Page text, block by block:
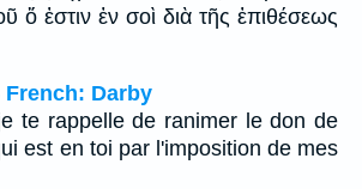
ὅ ἐστιν ἐν σοὶ διὰ τῆς ἐπιθέσεως
French: Darby
te rappelle de ranimer le don de
est en toi par l'imposition de mes